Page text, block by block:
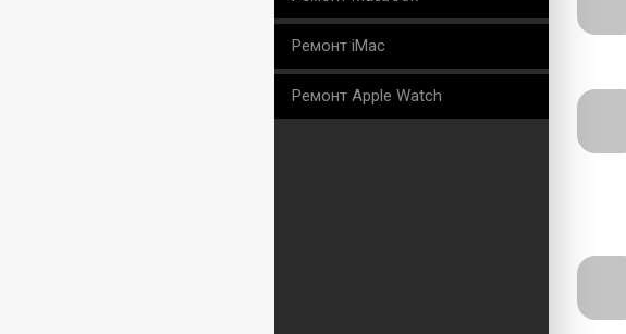
Ремонт iMac
Ремонт Apple Watch